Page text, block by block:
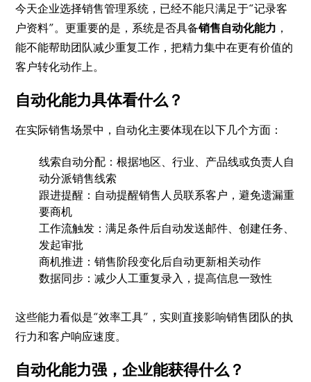
今天企业选择销售管理系统，已经不能只满足于“记录客
户资料”。更重要的是，系统是否具备销售自动化能力 ，
能不能帮助团队减少重复工作，把精力集中在更有价值的
客户转化动作上。
自动化能力具体看什么？
在实际销售场景中，自动化主要体现在以下几个方面：
线索自动分配：根据地区、行业、产品线或负责人自
动分派销售线索
跟进提醒：自动提醒销售人员联系客户，避免遗漏重
要商机
工作流触发：满足条件后自动发送邮件、创建任务、
发起审批
商机推进：销售阶段变化后自动更新相关动作
数据同步：减少人工重复录入，提高信息一致性
这些能力看似是“效率工具”，实则直接影响销售团队的执
行力和客户响应速度。
自动化能力强，企业能获得什么？